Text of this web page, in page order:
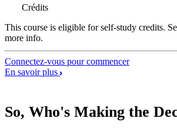
Crédits
This course is eligible for self-study credits.
more info.
Connectez-vous pour commencer
En savoir plus
So, Who's Making the